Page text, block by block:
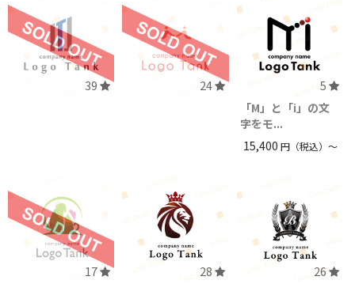
39 24 5
「M」と「i」の文
字をモ...
15,400 円（税込）〜
17 28 26